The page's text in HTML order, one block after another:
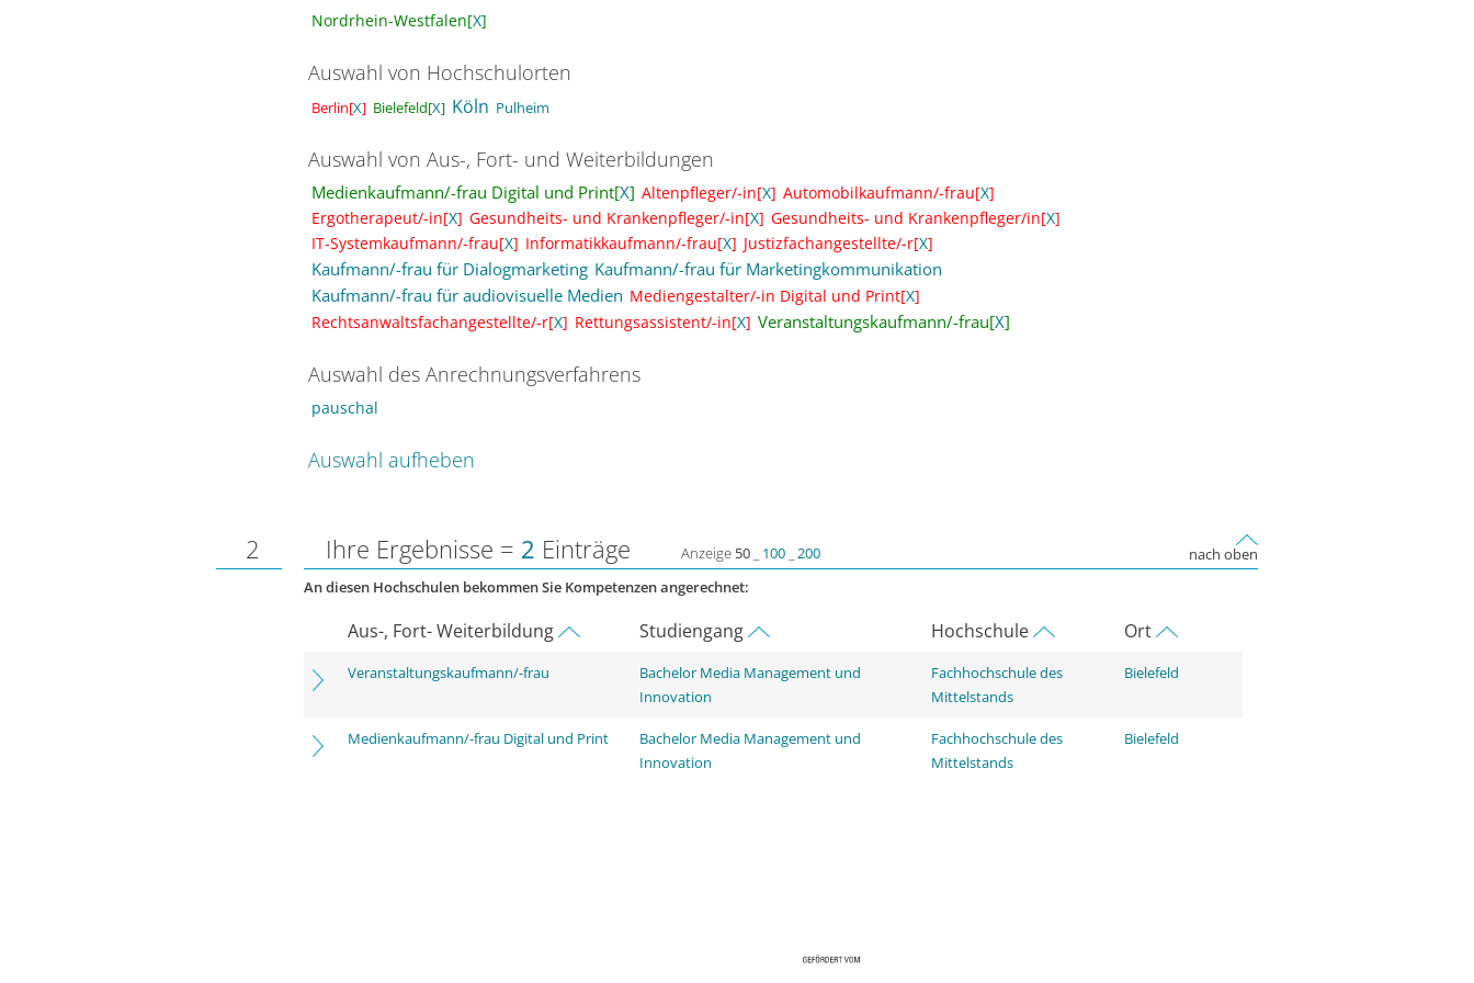
Nordrhein-Westfalen[X]
Auswahl von Hochschulorten
Berlin[X] Bielefeld[X] Köln Pulheim
Auswahl von Aus-, Fort- und Weiterbildungen
Medienkaufmann/-frau Digital und Print[X] Altenpfleger/-in[X] Automobilkaufmann/-frau[X]
Ergotherapeut/-in[X] Gesundheits- und Krankenpfleger/-in[X] Gesundheits- und Krankenpfleger/in[X]
IT-Systemkaufmann/-frau[X] Informatikkaufmann/-frau[X] Justizfachangestellte/-r[X]
Kaufmann/-frau für Dialogmarketing Kaufmann/-frau für Marketingkommunikation
Kaufmann/-frau für audiovisuelle Medien Mediengestalter/-in Digital und Print[X]
Rechtsanwaltsfachangestellte/-r[X] Rettungsassistent/-in[X] Veranstaltungskaufmann/-frau[X]
Auswahl des Anrechnungsverfahrens
pauschal
Auswahl aufheben
2 Ihre Ergebnisse = 2 Einträge Anzeige 50 100 200
nach oben
An diesen Hochschulen bekommen Sie Kompetenzen angerechnet:
Aus-, Fort- Weiterbildung Studiengang Hochschule Ort
Veranstaltungskaufmann/-frau
Bachelor Media Management und
Innovation
Fachhochschule des
Mittelstands
Bielefeld
Medienkaufmann/-frau Digital und Print
Bachelor Media Management und
Innovation
Fachhochschule des
Mittelstands
Bielefeld